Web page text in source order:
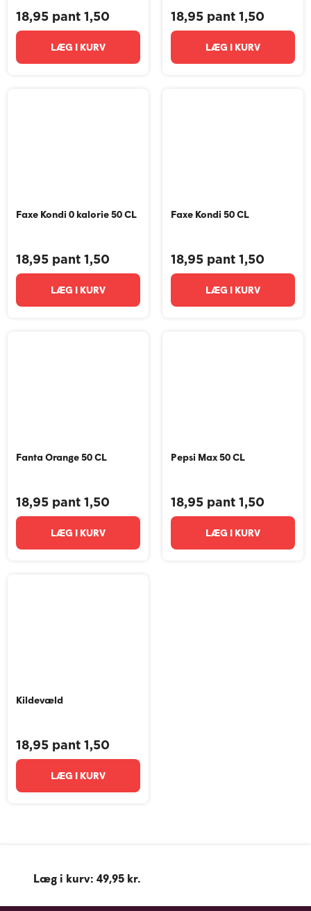
18,95 pant 1,50
LÆG I KURV
18,95 pant 1,50
LÆG I KURV
Faxe Kondi 0 kalorie 50 CL
18,95 pant 1,50
LÆG I KURV
Faxe Kondi 50 CL
18,95 pant 1,50
LÆG I KURV
Fanta Orange 50 CL
18,95 pant 1,50
LÆG I KURV
Pepsi Max 50 CL
18,95 pant 1,50
LÆG I KURV
Kildevæld
18,95 pant 1,50
LÆG I KURV
Læg i kurv: 49,95 kr.